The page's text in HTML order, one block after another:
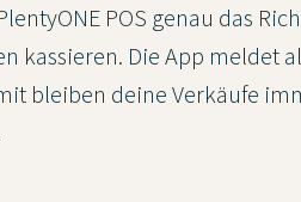
POS genau das
kassieren. Die App meldet
bleiben deine Verkäufe